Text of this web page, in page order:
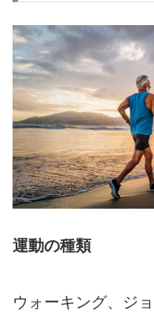
運動の種類
ウォーキング、ジ